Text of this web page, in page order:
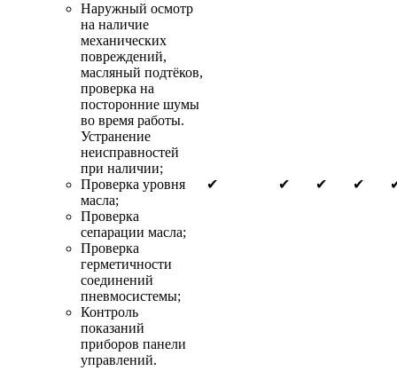
Наружный осмотр
на наличие
механических
повреждений,
масляный подтёков,
проверка на
посторонние шумы
во время работы.
Устранение
неисправностей
при наличии;
Проверка уровня
масла;
Проверка
сепарации масла;
Проверка
герметичности
соединений
пневмосистемы;
Контроль
показаний
приборов панели
управлений.
✔ ✔ ✔ ✔